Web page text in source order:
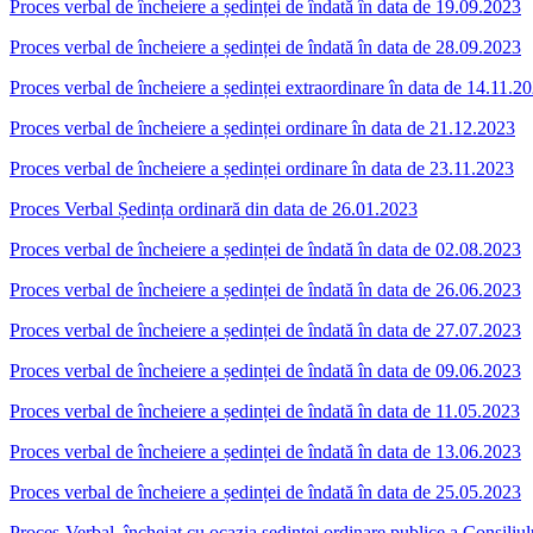
Proces verbal de încheiere a ședinței de îndată în data de 19.09.2023
Proces verbal de încheiere a ședinței de îndată în data de 28.09.2023
Proces verbal de încheiere a ședinței extraordinare în data de
Proces verbal de încheiere a ședinței ordinare în data de 21.12.2023
Proces verbal de încheiere a ședinței ordinare în data de 23.11.2023
Proces Verbal Ședința ordinară din data de 26.01.2023
Proces verbal de încheiere a ședinței de îndată în data de 02.08.2023
Proces verbal de încheiere a ședinței de îndată în data de 26.06.2023
Proces verbal de încheiere a ședinței de îndată în data de 27.07.2023
Proces verbal de încheiere a ședinței de îndată în data de 09.06.2023
Proces verbal de încheiere a ședinței de îndată în data de 11.05.2023
Proces verbal de încheiere a ședinței de îndată în data de 13.06.2023
Proces verbal de încheiere a ședinței de îndată în data de 25.05.2023